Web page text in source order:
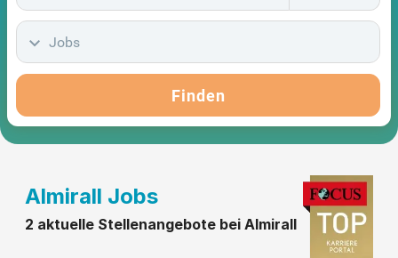
Jobs
Finden
Almirall Jobs
2 aktuelle Stellenangebote bei Almirall